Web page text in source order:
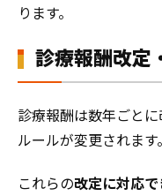
ります。
診療報酬改定
診療報酬は数年ごと
ルールが変更されます。
これらの改定に対応